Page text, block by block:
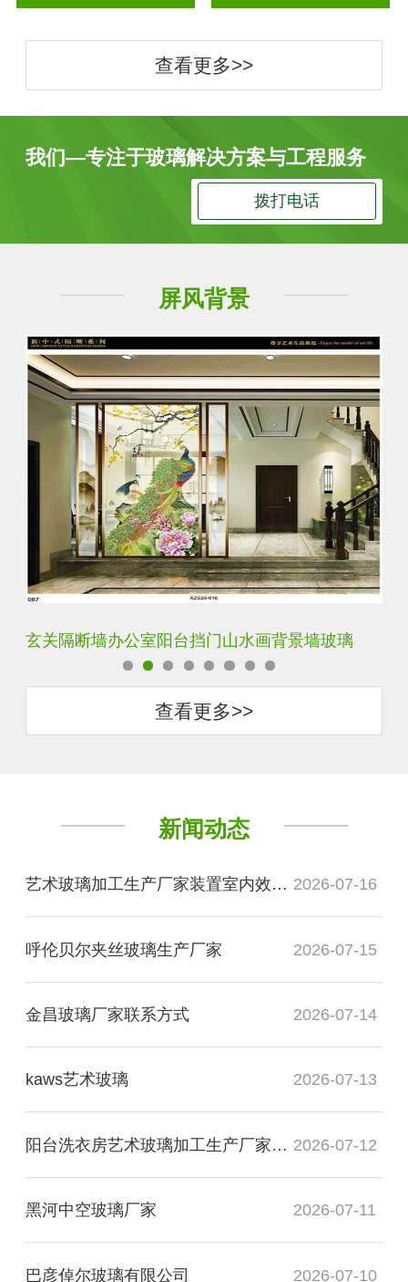
查看更多>>
我们—专注于玻璃解决方案与工程服务
拨打电话
屏风背景
轻奢装饰艺术入户电视玻璃背景墙
查看更多>>
新闻动态
艺术玻璃加工生产厂家装置室内效果图 2026-07-16
呼伦贝尔夹丝玻璃生产厂家 2026-07-15
金昌玻璃厂家联系方式 2026-07-14
kaws艺术玻璃 2026-07-13
阳台洗衣房艺术玻璃加工生产厂家玻璃 2026-07-12
黑河中空玻璃厂家 2026-07-11
巴彦倬尔玻璃有限公司 2026-07-10